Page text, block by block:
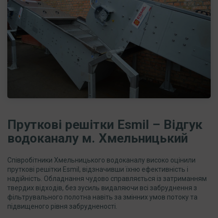
Пруткові решітки Esmil – Відгук
водоканалу м. Хмельницький
Співробітники Хмельницького водоканалу високо оцінили
пруткові решітки Esmil, відзначивши їхню ефективність і
надійність. Обладнання чудово справляється із затриманням
твердих відходів, без зусиль видаляючи всі забруднення з
фільтрувального полотна навіть за змінних умов потоку та
підвищеного рівня забрудненості.